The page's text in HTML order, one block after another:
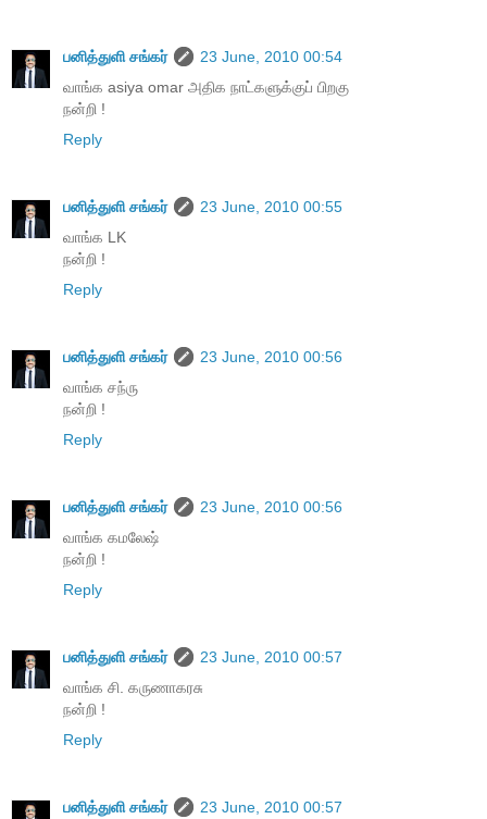
பனித்துளி சங்கர்
23 June, 2010 00:54
வாங்க asiya omar அதிக நாட்களுக்குப் பிறகு
நன்றி !
Reply
பனித்துளி சங்கர்
23 June, 2010 00:55
வாங்க LK
நன்றி !
Reply
பனித்துளி சங்கர்
23 June, 2010 00:56
வாங்க சந்ரு
நன்றி !
Reply
பனித்துளி சங்கர்
23 June, 2010 00:56
வாங்க கமலேஷ்
நன்றி !
Reply
பனித்துளி சங்கர்
23 June, 2010 00:57
வாங்க சி. கருணாகரசு
நன்றி !
Reply
பனித்துளி சங்கர் 23 June, 2010 00:57